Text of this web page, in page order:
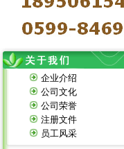
企业介绍
公司文化
公司荣誉
注册文件
员工风采